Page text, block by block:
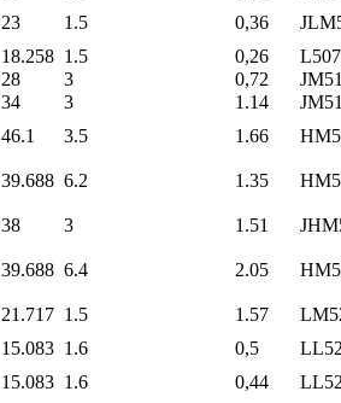
23 1.5 0,36
18.258 1.5 0,26
28 3 0,72
34 3 1.14
46.1 3.5 1.66
39.688 6.2 1.35
38 3 1.51
39.688 6.4 2.05
21.717 1.5 1.57
15.083 1.6 0,5
15.083 1.6 0,44